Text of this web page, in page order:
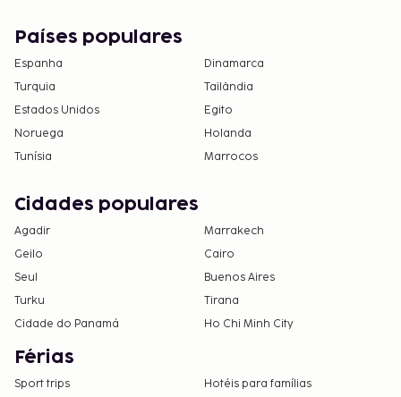
Países populares
Espanha
Dinamarca
Turquia
Tailândia
Estados Unidos
Egito
Noruega
Holanda
Tunísia
Marrocos
Cidades populares
Agadir
Marrakech
Geilo
Cairo
Seul
Buenos Aires
Turku
Tirana
Cidade do Panamá
Ho Chi Minh City
Férias
Sport trips Hotéis para famílias